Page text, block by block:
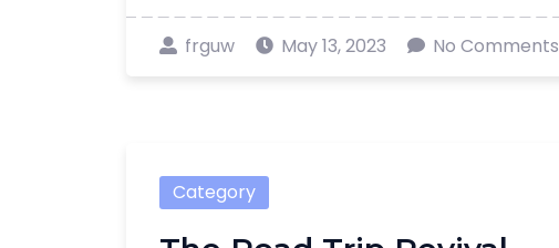
frguw May 13, 2023 No Comments
Category